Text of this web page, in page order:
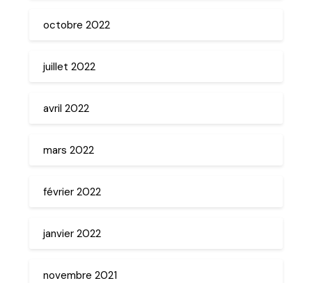
octobre 2022
juillet 2022
avril 2022
mars 2022
février 2022
janvier 2022
novembre 2021